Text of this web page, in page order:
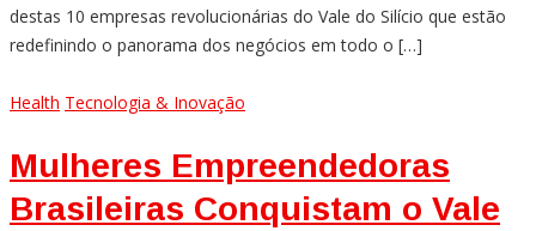
destas 10 empresas revolucionárias do Vale do Silício que estão
redefinindo o panorama dos negócios em todo o […]
Health Tecnologia & Inovação
Mulheres Empreendedoras
Brasileiras Conquistam o Vale